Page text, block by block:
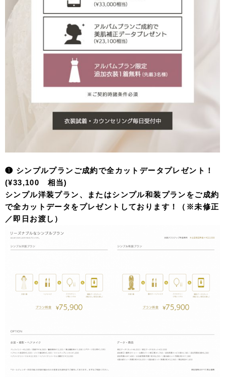
❶ シンプルプランご成約で全カットデータプレゼント！
(¥33,100 相当)
シンプル洋装プラン、またはシンプル和装プランをご成約
で全カットデータをプレゼントしております！（※未修正
／即日お渡し）